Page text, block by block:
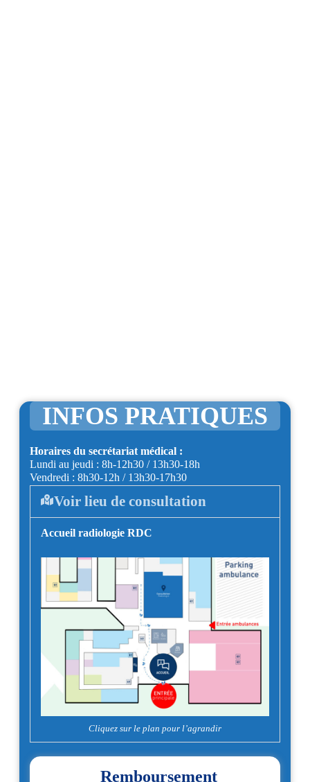
INFOS PRATIQUES
Horaires du secrétariat médical :
Lundi au jeudi : 8h-12h30 / 13h30-18h
Vendredi : 8h30-12h / 13h30-17h30
Voir lieu de consultation
Accueil radiologie RDC
Cliquez sur le plan pour l’agrandir
Remboursement